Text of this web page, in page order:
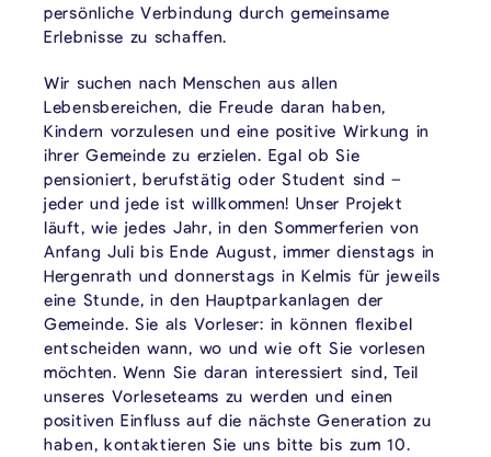
persönliche Verbindung durch gemeinsame
Erlebnisse zu schaffen.
Wir suchen nach Menschen aus allen
Lebensbereichen, die Freude daran haben,
Kindern vorzulesen und eine positive Wirkung in
ihrer Gemeinde zu erzielen. Egal ob Sie
pensioniert, berufstätig oder Student sind –
jeder und jede ist willkommen! Unser Projekt
läuft, wie jedes Jahr, in den Sommerferien von
Anfang Juli bis Ende August, immer dienstags in
Hergenrath und donnerstags in Kelmis für jeweils
eine Stunde, in den Hauptparkanlagen der
Gemeinde. Sie als Vorleser: in können flexibel
entscheiden wann, wo und wie oft Sie vorlesen
möchten. Wenn Sie daran interessiert sind, Teil
unseres Vorleseteams zu werden und einen
positiven Einfluss auf die nächste Generation zu
haben, kontaktieren Sie uns bitte bis zum 10.